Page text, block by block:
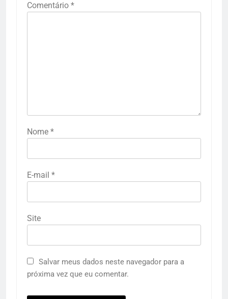
Comentário *
Nome *
E-mail *
Site
Salvar meus dados neste navegador para a
próxima vez que eu comentar.